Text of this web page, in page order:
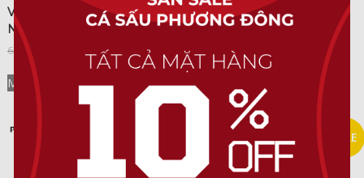
Ví Da Bò Nappa 1 Khoá Kéo –
NP500
600,000 ₫
Mua Ngay
Ví Da Bò Nappa – NP550
Mua Ngay
SALE